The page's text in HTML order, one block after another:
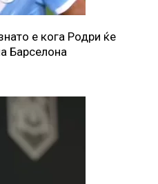
е кога Родри ќе
Барселона